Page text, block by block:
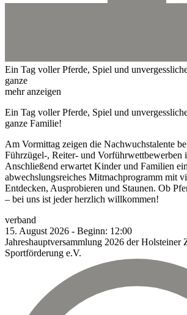
Ein Tag voller Pferde, Spiel und
ganze
mehr anzeigen
Ein Tag voller Pferde, Spiel und
ganze Familie!
Am Vormittag zeigen die Nachwuchstalente
Führzügel-, Reiter- und Vorführwettbewerben
Anschließend erwartet Kinder und Familien
abwechslungsreiches Mitmachprogramm mit
Entdecken, Ausprobieren und Staunen. Ob
– bei uns ist jeder herzlich willkommen!
verband
15. August 2026 - Beginn: 12:00
Jahreshauptversammlung 2026 der Holsteiner
Sportförderung e.V.